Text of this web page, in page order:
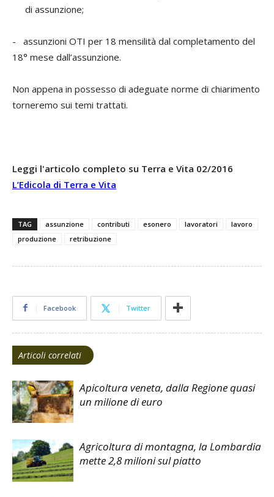
di assunzione;
- assunzioni OTI per 18 mensilità dal completamento del
18° mese dall’assunzione.
Non appena in possesso di adeguate norme di chiarimento
torneremo sui temi trattati.
Leggi l'articolo completo su Terra e Vita 02/2016
L’Edicola di Terra e Vita
TAG assunzione contributi esonero lavoratori
lavoro
produzione
retribuzione
Facebook Twitter
Articoli correlati
Apicoltura veneta, dalla Regione quasi
un milione di euro
Agricoltura di montagna, la Lombardia
mette 2,8 milioni sul piatto